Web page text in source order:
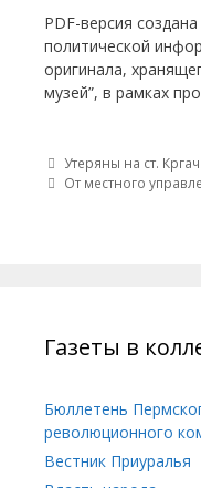
PDF-версия
политической
оригинала,
музей”, в рамках
Post navigation
Утеряны на ст. Кргач
От местного
Газеты в
Бюллетень
революционного
Вестник Приуралья